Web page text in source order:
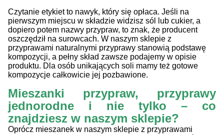
Czytanie etykiet to nawyk, który się opłaca. Jeśli na
pierwszym miejscu w składzie widzisz sól lub cukier, a
dopiero potem nazwy przypraw, to znak, że producent
oszczędził na surowcach. W naszym sklepie z
przyprawami naturalnymi przyprawy stanowią podstawę
kompozycji, a pełny skład zawsze podajemy w opisie
produktu. Dla osób unikających soli mamy też gotowe
kompozycje całkowicie jej pozbawione.
Mieszanki przypraw, przyprawy
jednorodne i nie tylko – co
znajdziesz w naszym sklepie?
Oprócz mieszanek w naszym sklepie z przyprawami